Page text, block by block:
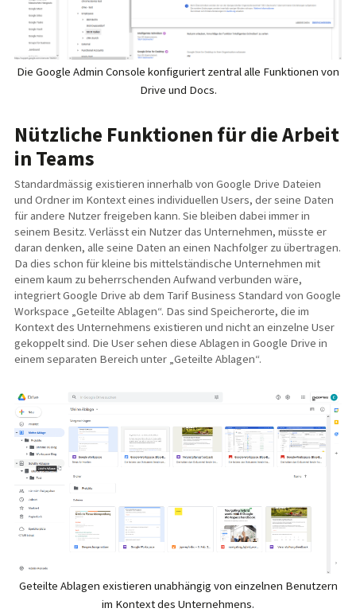
Die Google Admin Console konfiguriert zentral alle Funktionen von
Drive und Docs.
Nützliche Funktionen für die Arbeit
in Teams
Standardmässig existieren innerhalb von Google Drive Dateien
und Ordner im Kontext eines individuellen Users, der seine Daten
für andere Nutzer freigeben kann. Sie bleiben dabei immer in
seinem Besitz. Verlässt ein Nutzer das Unternehmen, müsste er
daran denken, alle seine Daten an einen Nachfolger zu übertragen.
Da dies schon für kleine bis mittelständische Unternehmen mit
einem kaum zu beherrschenden Aufwand verbunden wäre,
integriert Google Drive ab dem Tarif Business Standard von Google
Workspace „Geteilte Ablagen“. Das sind Speicherorte, die im
Kontext des Unternehmens existieren und nicht an einzelne User
gekoppelt sind. Die User sehen diese Ablagen in Google Drive in
einem separaten Bereich unter „Geteilte Ablagen“.
Geteilte Ablagen existieren unabhängig von einzelnen Benutzern
im Kontext des Unternehmens.